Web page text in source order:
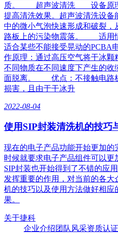
质。 超声波清洗 设备原理
提高清洗效果。超声波清洗设
中的微小气泡快速形成和破裂
路板上的污染物震落。 适用
适合某些不能接受晃动的
作原理：通过高压空气将干冰颗
不同物质在不同速度下产生的
面脱离。 优点：不接触电路
损害，且由于干冰升
2022-08-04
使用SIP封装清洗机的技巧
现在的电子产品功能开始更加
时候就要求电子产品组件可以
SIP封装也开始得到了不错的应
发挥重要的作用，对当前的各
机的技巧以及使用方法做好相应
果。
关于捷科
企业介绍团队风采资质认证